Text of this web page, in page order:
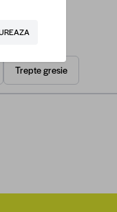
Trepte gresie